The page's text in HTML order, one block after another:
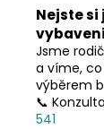
Nejste
Jsme
a víme,
výběrem
📞
541